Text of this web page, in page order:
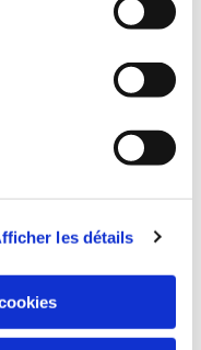
les détails
concernant